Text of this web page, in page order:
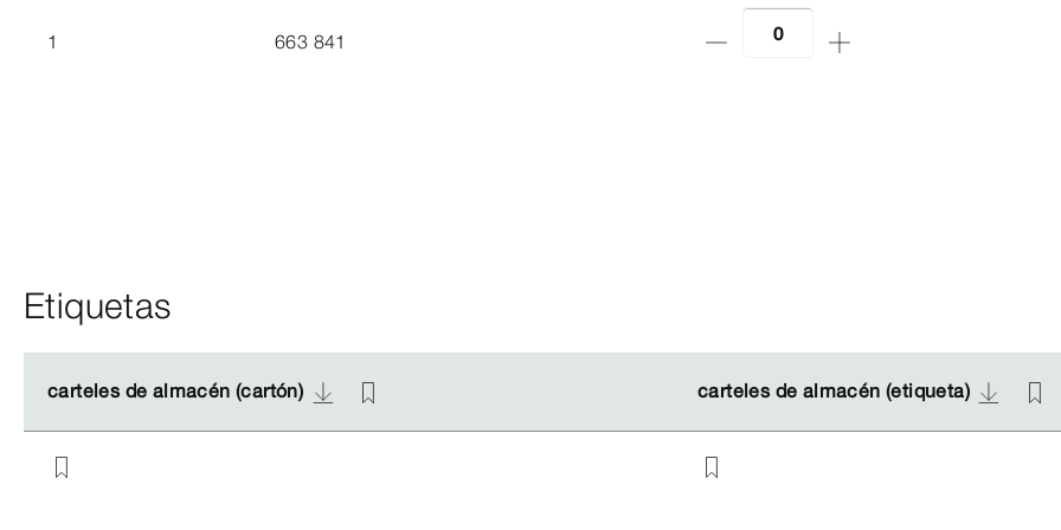
1 663 841
Etiquetas
carteles de almacén (cartón) carteles de almacén (etiqueta)
carteles de almacén (cartón) carteles de almacén (etiqueta)